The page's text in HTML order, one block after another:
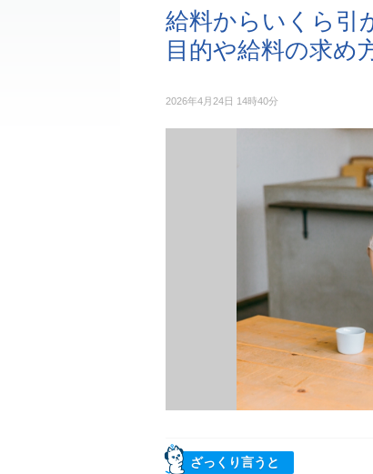
給料からいくら引
目的や給料の求め
2026年4月24日 14時40分
ざっくり言うと